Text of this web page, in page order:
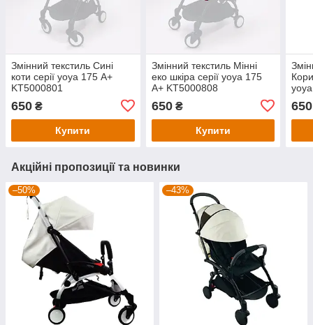
Змінний текстиль Сині
коти серії yoya 175 А+
KT5000801
650 ₴
Купити
Змінний текстиль Мінні
еко шкіра серії yoya 175
А+ KT5000808
650₴
Купити
650
Акційні пропозиції та новинки
–50% –43%